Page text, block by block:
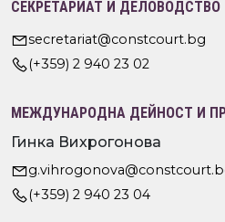
СЕКРЕТАРИАТ И ДЕЛОВОДСТВО
secretariat@constcourt.bg
(+359) 2 940 23 02
МЕЖДУНАРОДНА ДЕЙНОСТ И
Гинка Вихрогонова
(+359) 2 940 23 04